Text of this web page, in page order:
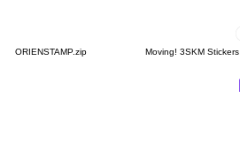
ORIENSTAMP.zip Moving! 3SKM Stickers